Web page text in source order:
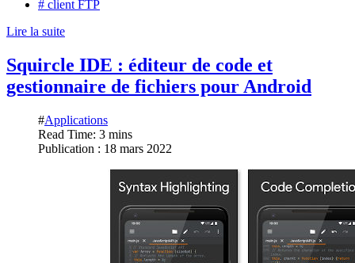
# client FTP
Lire la suite
Squircle IDE : éditeur de code et
gestionnaire de fichiers pour Android
#Applications
Read Time: 3 mins
Publication : 18 mars 2022